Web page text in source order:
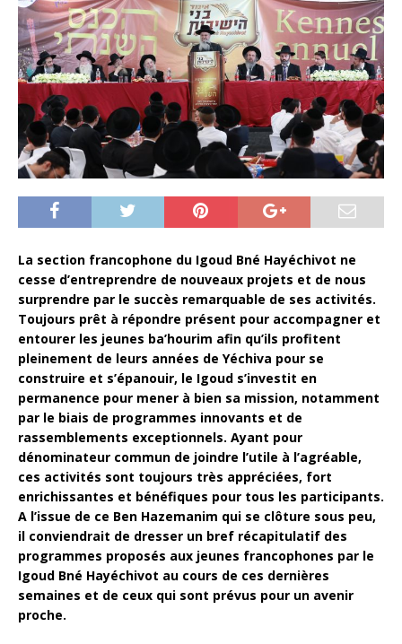
La section francophone du Igoud Bné Hayéchivot ne
cesse d’entreprendre de nouveaux projets et de nous
surprendre par le succès remarquable de ses activités.
Toujours prêt à répondre présent pour accompagner et
entourer les jeunes ba’hourim afin qu’ils profitent
pleinement de leurs années de Yéchiva pour se
construire et s’épanouir, le Igoud s’investit en
permanence pour mener à bien sa mission, notamment
par le biais de programmes innovants et de
rassemblements exceptionnels. Ayant pour
dénominateur commun de joindre l’utile à l’agréable,
ces activités sont toujours très appréciées, fort
enrichissantes et bénéfiques pour tous les participants.
A l’issue de ce Ben Hazemanim qui se clôture sous peu,
il conviendrait de dresser un bref récapitulatif des
programmes proposés aux jeunes francophones par le
Igoud Bné Hayéchivot au cours de ces dernières
semaines et de ceux qui sont prévus pour un avenir
proche.